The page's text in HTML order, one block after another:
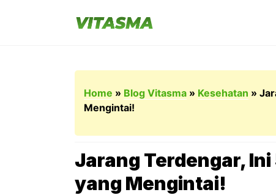
Home » Blog Vitasma » Kesehatan »
Mengintai!
Jarang Terdengar,
yang Mengintai!